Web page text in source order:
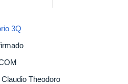
3Q
Claudio Theodoro